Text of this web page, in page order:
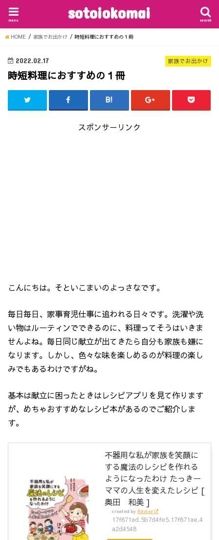
sotoiokomai search
menu
HOME 家族でお出かけ 時短料理におすすめの１冊
家族でお出かけ
2022.02.17
時短料理におすすめの１冊
スポンサーリンク
こんにちは。そといこまいのよっさなです。
毎日毎日、家事育児仕事に追われる日々です。洗濯や洗
い物はルーティンでできるのに、料理ってそうはいきま
せんよね。毎日同じ献立が出てきたら自分も家族も嫌に
なります。しかし、色々な味を楽しめるのが料理の楽し
みでもあるわけですがね。
基本は献立に困ったときはレシピアプリを見て作ります
が、めちゃおすすめなレシピ本があるのでご紹介しま
す。
不器用な私が家族を笑顔に
する魔法のレシピを作れる
ようになったわけ たっきー
ママの人生を変えたレシピ [
奥田 和美 ]
created by Rinker
17f871ad.5b7d4fe5.17f871ae.4
a2d4548